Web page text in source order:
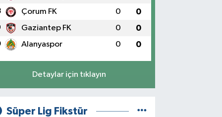
Çorum FK 0 0
Gaziantep FK 0 0
Alanyaspor 0 0
Detaylar için tıklayın
Süper Lig Fikstür